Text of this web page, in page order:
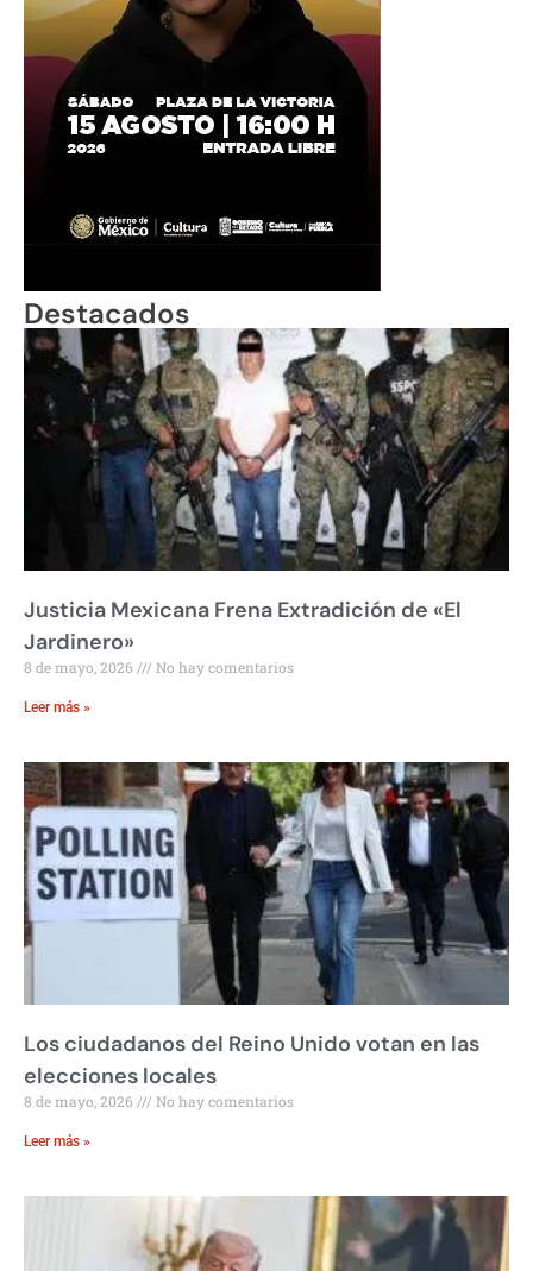
Destacados
Justicia Mexicana Frena Extradición de «El
Jardinero»
8 de mayo, 2026 No hay comentarios
Leer más »
Los ciudadanos del Reino Unido votan en las
elecciones locales
8 de mayo, 2026 No hay comentarios
Leer más »